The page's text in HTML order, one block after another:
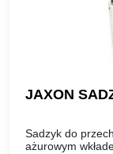
JAXON
Sadzyk do
ażurowym